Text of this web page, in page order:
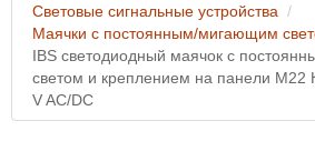
Световые сигнальные устройства
Маячки с постоянным/мигающим
IBS светодиодный маячок с
светом и креплением на панели M22
V AC/DC